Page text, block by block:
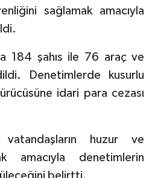
sağlamak amacıyla
184 şahıs ile 76 araç ve
Denetimlerde kusurlu
idari para cezası
huzur ve
amacıyla denetimlerin
belirtti.